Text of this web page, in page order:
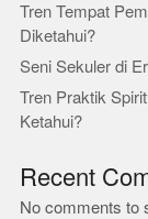
Tren Tempat
Diketahui?
Seni Sekuler di
Tren Praktik
Ketahui?
Recent
No comments to